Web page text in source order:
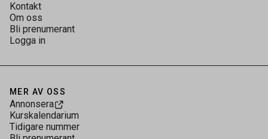
Kontakt
Om oss
Bli prenumerant
Logga in
MER AV OSS
Annonsera
Kurskalendarium
Tidigare nummer